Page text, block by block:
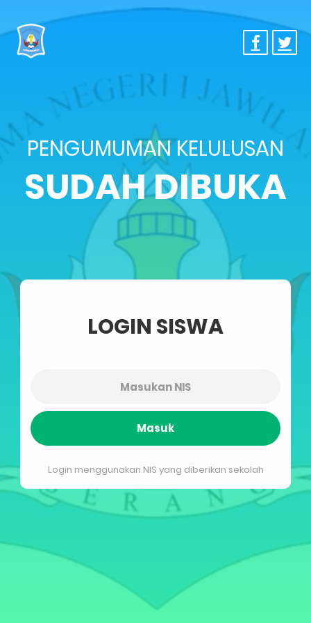
PENGUMUMAN KELULUSAN
SUDAH DIBUKA
LOGIN SISWA
Masuk
Login menggunakan NIS yang diberikan sekolah